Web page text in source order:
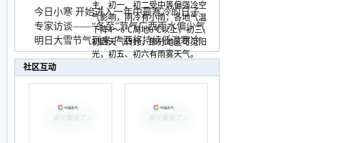
主，初一、初二受中等偏强冷空
气影响，阴冷有小雨，各地气温
下降4～6℃局地8℃以上，初三、
初四天气转好，部分地区可见阳
光，初五、初六有雨雾天气。
今日小寒 开始进入一年中最寒冷的日子
专家访谈——“冬至”节气广西雨水偏少气
温低
明日大雪节气到来 广西将持续低温寒冷
天气
社区互动